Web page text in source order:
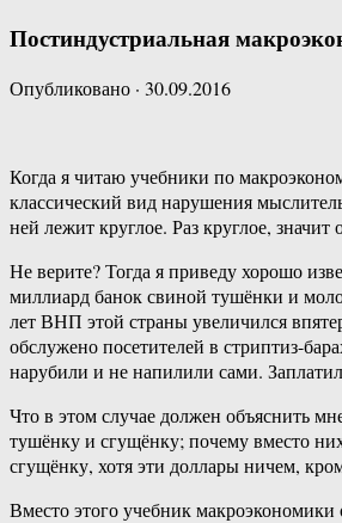
Постиндустриальная
Опубликовано · 30.09.2016
Когда я читаю учебники по
классический вид нарушения
ней лежит круглое. Раз круглое,
Не верите? Тогда я приведу хорошо
миллиард банок свиной тушёнки и
лет ВНП этой страны увеличился
обслужено посетителей в стриптиз-
нарубили и не напилили сами.
Что в этом случае должен объяснить
тушёнку и сгущёнку; почему вместо
сгущёнку, хотя эти доллары ничем,
Вместо этого учебник макроэкономики